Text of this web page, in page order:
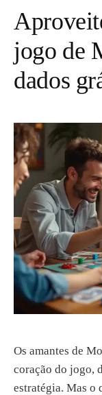
e
n
tjogo de
dados
Os amantes de
coração do jogo,
estratégia. Mas o